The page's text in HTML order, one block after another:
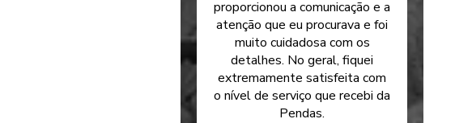
proporcionou a comunicação e a
atenção que eu procurava e foi
muito cuidadosa com os
detalhes. No geral, fiquei
extremamente satisfeita com
o nível de serviço que recebi da
Pendas.